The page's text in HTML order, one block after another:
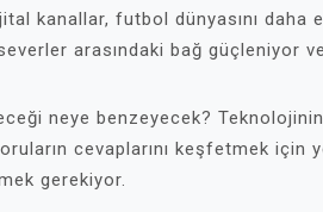
kanallar, futbol dünyasını daha
arasındaki bağ güçleniyor
neye benzeyecek?
cevaplarını keşfetmek için
gerekiyor.